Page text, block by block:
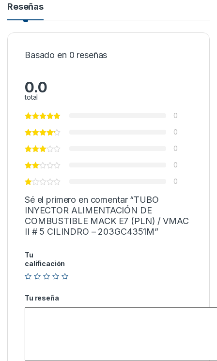
Reseñas
Basado en 0 reseñas
0.0
total
0
0
0
0
0
Sé el primero en comentar “TUBO
INYECTOR ALIMENTACIÓN DE
COMBUSTIBLE MACK E7 (PLN) / VMAC
II # 5 CILINDRO – 203GC4351M”
Tu
calificación
Tu reseña